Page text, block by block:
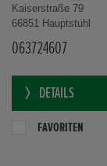
Kaiserstraße 79
66851 Hauptstuhl
063724607
DETAILS
FAVORITEN